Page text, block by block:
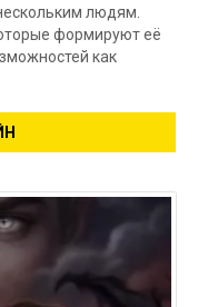
людям.
формируют её
как